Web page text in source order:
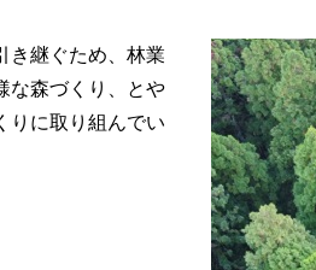
き継ぐため、林業
な森づくり、とや
りに取り組んでい